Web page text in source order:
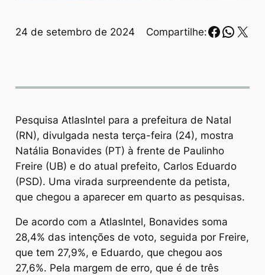
24 de setembro de 2024 Compartilhe: X
Pesquisa AtlasIntel para a prefeitura de Natal
(RN), divulgada nesta terça-feira (24), mostra
Natália Bonavides (PT) à frente de Paulinho
Freire (UB) e do atual prefeito, Carlos Eduardo
(PSD). Uma virada surpreendente da petista,
que chegou a aparecer em quarto as pesquisas.
De acordo com a AtlasIntel, Bonavides soma
28,4% das intenções de voto, seguida por Freire,
que tem 27,9%, e Eduardo, que chegou aos
27,6%. Pela margem de erro, que é de três